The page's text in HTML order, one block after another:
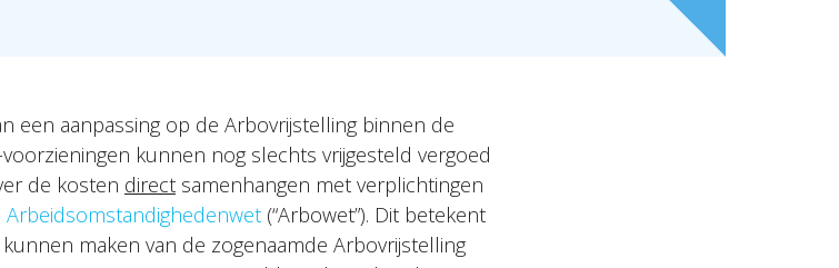
een aanpassing op de Arbovrijstelling binnen de
voorzieningen kunnen nog slechts vrijgesteld vergoed
de kosten direct samenhangen met verplichtingen
Arbeidsomstandighedenwet (“Arbowet”). Dit betekent
maken van de zogenaamde Arbovrijstelling